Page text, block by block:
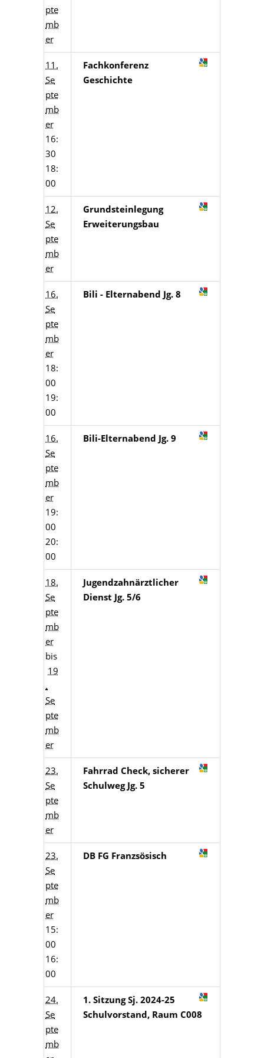
pte
mb
er
11.
Se
pte
mb
er
16:
30
18:
00
Fachkonferenz
Geschichte
12.
Se
pte
mb
er
Grundsteinlegung
Erweiterungsbau
16.
Se
pte
mb
er
18:
00
19:
00
Bili - Elternabend Jg. 8
16.
Se
pte
mb
er
19:
00
20:
00
Bili-Elternabend Jg. 9
18.
Se
pte
mb
er
bis
19
.
Se
pte
mb
er
Jugendzahnärztlicher
Dienst Jg. 5/6
23.
Se
pte
mb
er
Fahrrad Check, sicherer
Schulweg Jg. 5
23.
Se
pte
mb
er
15:
00
16:
00
DB FG Franzsösisch
24.
Se
pte
mb
1. Sitzung Sj. 2024-25
Schulvorstand, Raum C008